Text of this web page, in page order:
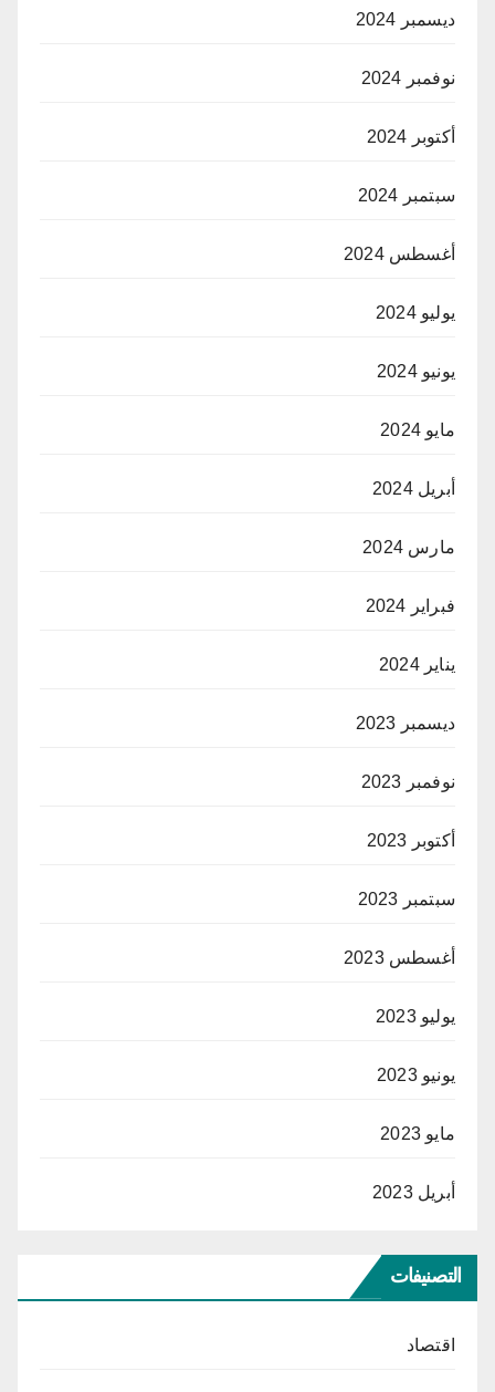
ديسمبر 2024
نوفمبر 2024
أكتوبر 2024
سبتمبر 2024
أغسطس 2024
يوليو 2024
يونيو 2024
مايو 2024
أبريل 2024
مارس 2024
فبراير 2024
يناير 2024
ديسمبر 2023
نوفمبر 2023
أكتوبر 2023
سبتمبر 2023
أغسطس 2023
يوليو 2023
يونيو 2023
مايو 2023
أبريل 2023
التصنيفات
اقتصاد